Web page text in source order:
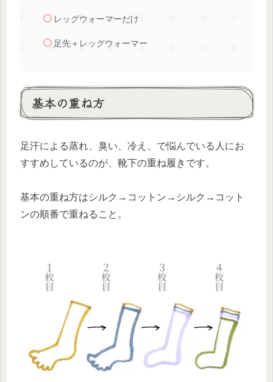
レッグウォーマーだけ
足先＋レッグウォーマー
基本の重ね方
足汗による蒸れ、臭い、冷え、で悩んでいる人にお
すすめしているのが、靴下の重ね履きです。
基本の重ね方はシルク→コットン→シルク→コット
ンの順番で重ねること。